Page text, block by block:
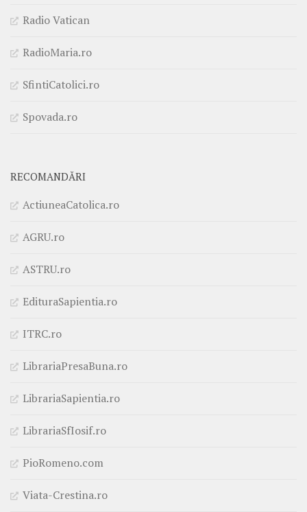
Radio Vatican
RadioMaria.ro
SfintiCatolici.ro
Spovada.ro
RECOMANDĂRI
ActiuneaCatolica.ro
AGRU.ro
ASTRU.ro
EdituraSapientia.ro
ITRC.ro
LibrariaPresaBuna.ro
LibrariaSapientia.ro
LibrariaSfIosif.ro
PioRomeno.com
Viata-Crestina.ro